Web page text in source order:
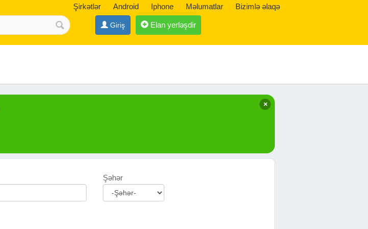
Şirkətlər Android Iphone Məlumatlar Bizimlə əlaqə
Giriş Elan yerləşdir
✕
Şəhər